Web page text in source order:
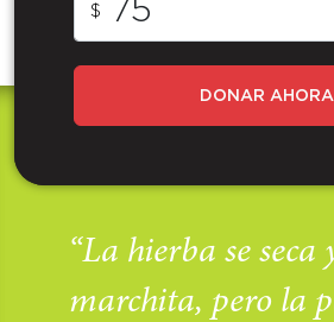
$
DONAR AHORA
“La hierba se seca
marchita, pero la